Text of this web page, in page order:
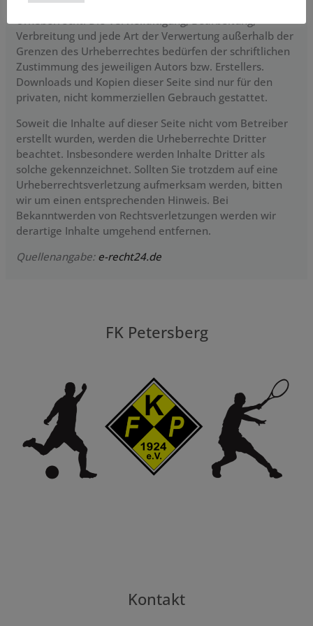
Werke auf diesen Seiten unterliegen dem deutschen
Verbreitung und jede Art der Verwertung außerhalb der
Grenzen des Urheberrechtes bedürfen der schriftlichen
Zustimmung des jeweiligen Autors bzw. Erstellers.
Downloads und Kopien dieser Seite sind nur für den
privaten, nicht kommerziellen Gebrauch gestattet.
Soweit die Inhalte auf dieser Seite nicht vom Betreiber
erstellt wurden, werden die Urheberrechte Dritter
beachtet. Insbesondere werden Inhalte Dritter als
solche gekennzeichnet. Sollten Sie trotzdem auf eine
Urheberrechtsverletzung aufmerksam werden, bitten
wir um einen entsprechenden Hinweis. Bei
Bekanntwerden von Rechtsverletzungen werden wir
derartige Inhalte umgehend entfernen.
Quellenangabe: e-recht24.de
FK Petersberg
Kontakt